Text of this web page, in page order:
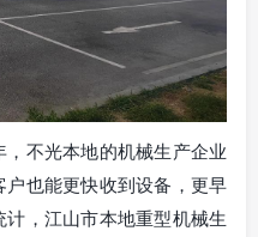
不光本地的机械生产企业
也能更快收到设备，更早
，江山市本地重型机械生